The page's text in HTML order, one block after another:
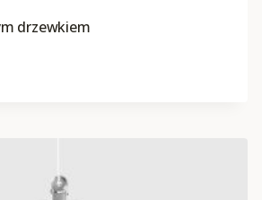
drzewkiem